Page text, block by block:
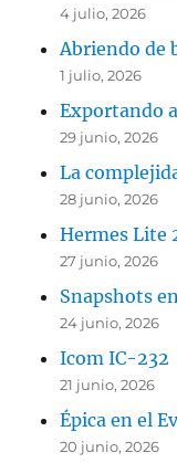
4 julio, 2026
Abriendo de
1 julio, 2026
Exportando
29 junio, 2026
La
28 junio, 2026
Hermes Lite
27 junio, 2026
Snapshots
24 junio, 2026
Icom IC-232
21 junio, 2026
Épica en el
20 junio, 2026